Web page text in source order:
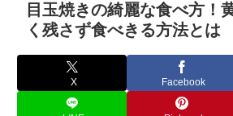
目玉焼きの綺麗な食べ方！
く残さず食べきる方法とは
X Facebook